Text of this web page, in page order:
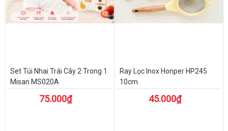
Set Túi Nhai Trái Cây 2 Trong 1
Misan MS020A
75.000₫
Ray Lọc Inox Honper HP245
10cm
45.000₫